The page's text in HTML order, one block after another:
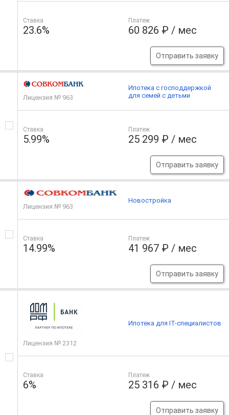
Ставка
23.6%
Платеж
60 826 ₽ / мес
Отправить заявку
Лицензия № 963
Ставка
5.99%
Платеж
25 299 ₽ / мес
Отправить заявку
Ипотека с господдержкой
для семей с детьми
Лицензия № 963
Ставка
14.99%
Платеж
41 967 ₽ / мес
Отправить заявку
Новостройка
Лицензия № 2312
Ставка
6%
Платеж
25 316 ₽ / мес
Отправить заявку
Ипотека для IT-специалистов